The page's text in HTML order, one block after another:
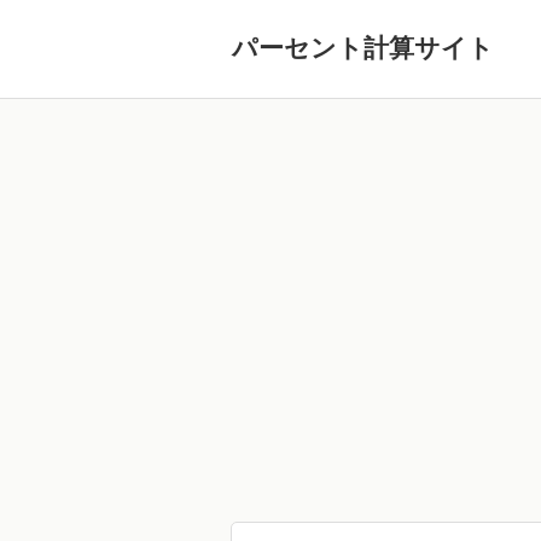
パーセント計算サイト